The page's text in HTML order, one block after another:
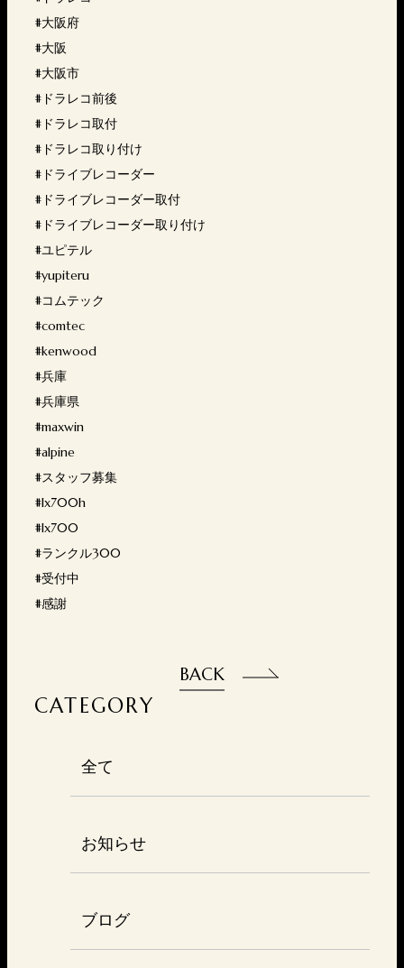
CATEGORY
全て
お知らせ
ブログ
#大阪府
#大阪
#大阪市
#ドラレコ前後
#ドラレコ取付
#ドラレコ取り付け
#ドライブレコーダー
#ドライブレコーダー取付
#ドライブレコーダー取り付け
#ユピテル
#yupiteru
#コムテック
#comtec
#kenwood
#兵庫
#兵庫県
#maxwin
#alpine
#スタッフ募集
#lx700h
#lx700
#ランクル300
#受付中
#感謝
BACK